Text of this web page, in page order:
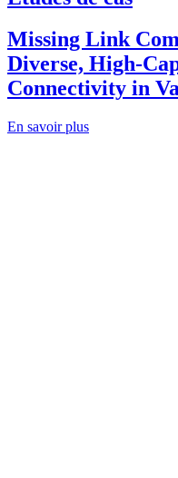
Missing Link
Diverse, High-
Connectivity in
En savoir plus